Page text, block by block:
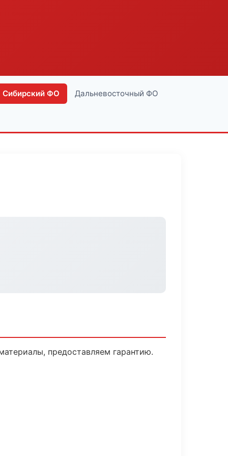
Сибирский ФО Дальневосточный ФО
предоставляем гарантию.